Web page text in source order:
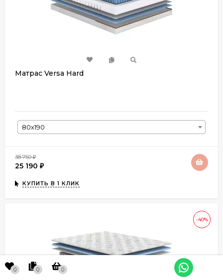
Матрас Versa Hard
80х190
38 750₽
25 190 ₽
КУПИТЬ В 1 КЛИК
-40%
0 0 0